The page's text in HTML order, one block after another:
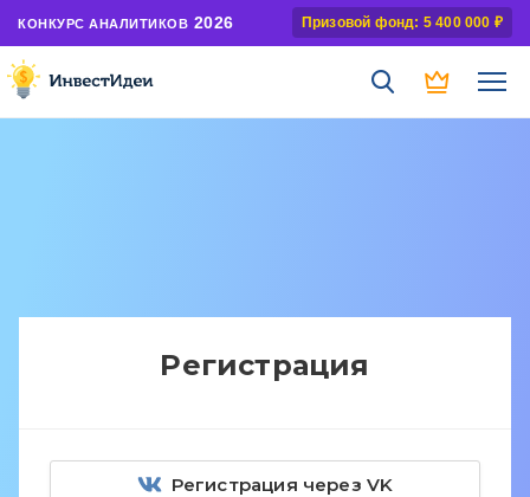
КОНКУРС АНАЛИТИКОВ 2026 Призовой фонд: 5 400 000 ₽
Регистрация
Регистрация через VK